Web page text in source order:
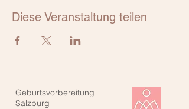
Diese Veranstaltung teilen
Geburtsvorbereitung
Salzburg